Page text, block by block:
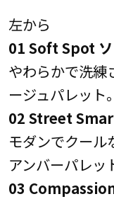
左から
01 Soft Spot ソ
やわらかで洗練
ージュパレット。
02 Street
モダンでクール
アンバーパレッ
03